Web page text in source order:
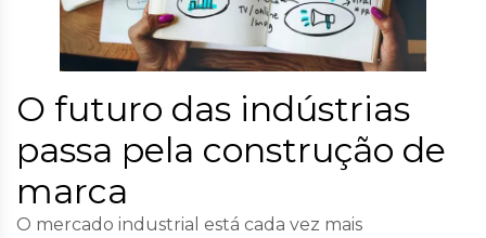
O futuro das indústrias
passa pela construção de
marca
O mercado industrial está cada vez mais